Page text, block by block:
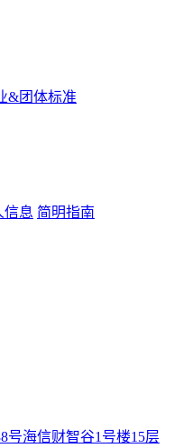
&团体标准
信息 简明指南
号海信财智谷1号楼15层